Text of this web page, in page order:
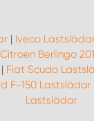
| Iveco
Citroen Berlingo
Fiat Scudo
F-150 Lastslädar
Lastslädar